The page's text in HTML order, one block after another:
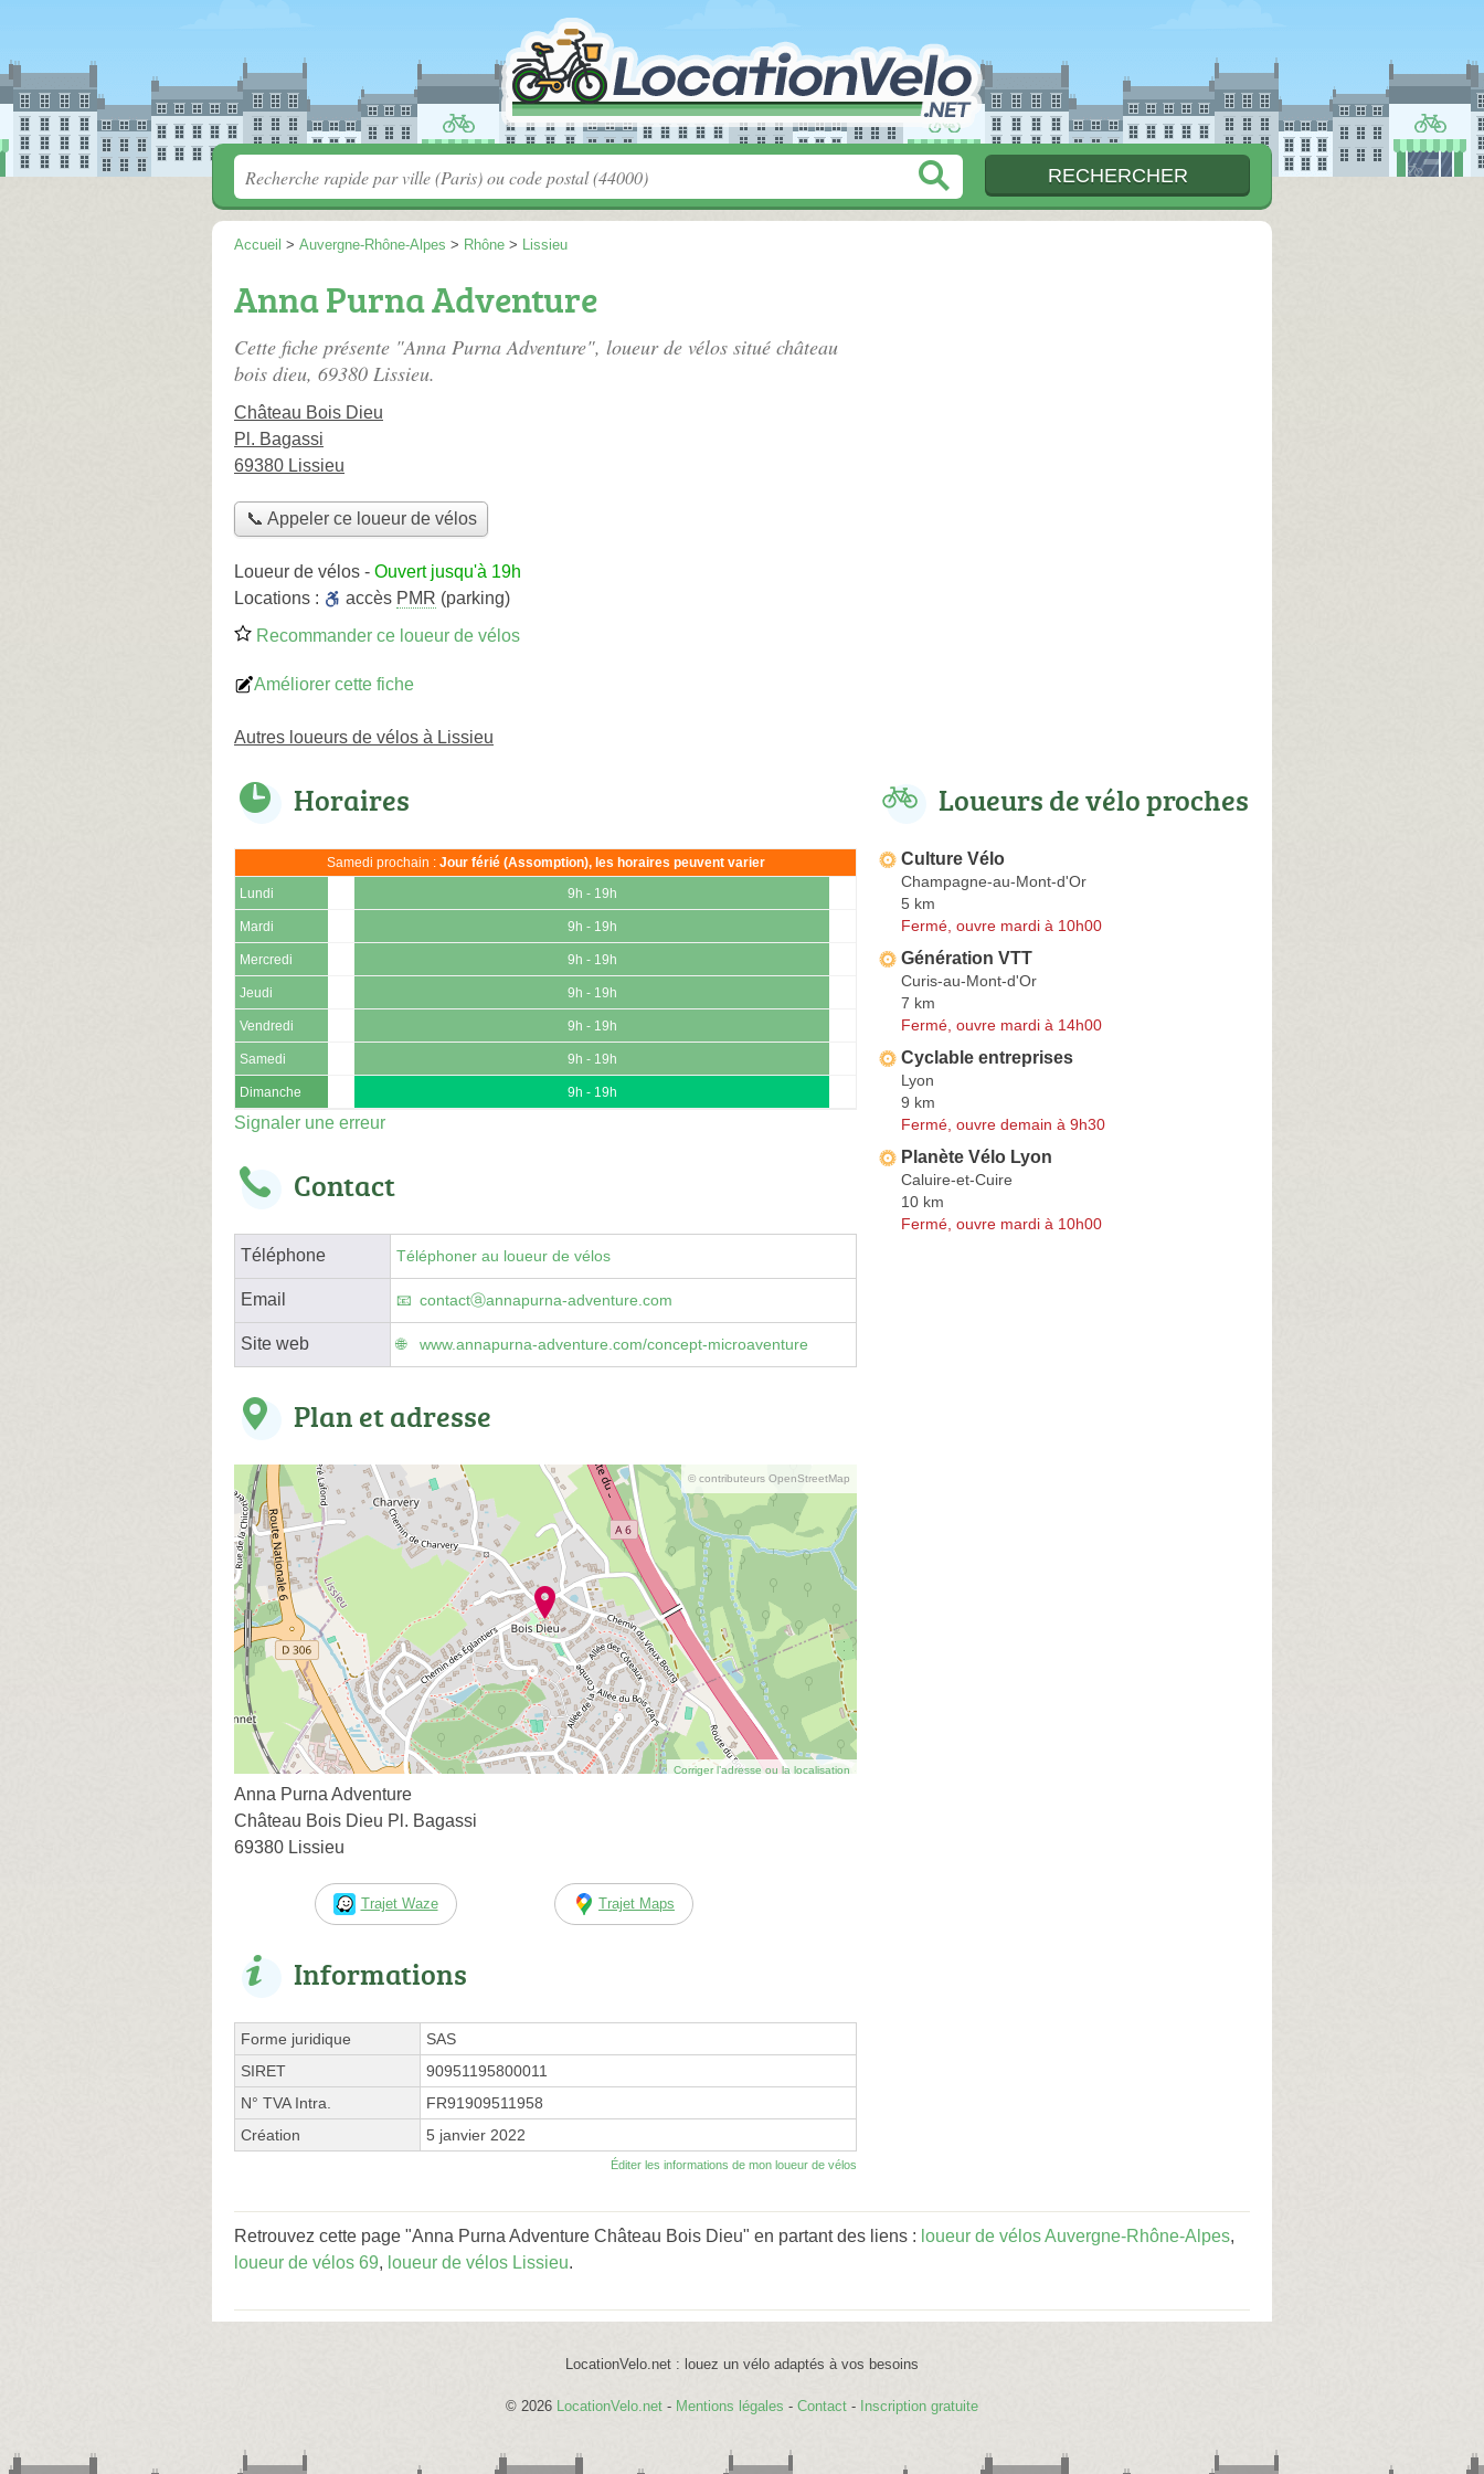
Accueil > Auvergne-Rhône-Alpes > Rhône > Lissieu
Anna Purna Adventure
Cette fiche présente "Anna Purna Adventure", loueur de vélos situé château
bois dieu, 69380 Lissieu.
Château Bois Dieu
Pl. Bagassi
69380 Lissieu
📞 Appeler ce loueur de vélos
Loueur de vélos - Ouvert jusqu'à 19h
Locations :
accès PMR (parking)
Recommander ce loueur de vélos
Améliorer cette fiche
Autres loueurs de vélos à Lissieu
Horaires
Samedi prochain : Jour férié (Assomption), les horaires peuvent varier
Lundi 9h - 19h
Mardi 9h - 19h
Mercredi 9h - 19h
Jeudi 9h - 19h
Vendredi 9h - 19h
Samedi 9h - 19h
Dimanche 9h - 19h
Signaler une erreur
Contact
Téléphone Téléphoner au loueur de vélos
Email contactⓐannapurna-adventure.com
Site web www.annapurna-adventure.com/concept-microaventure
Plan et adresse
© contributeurs OpenStreetMap
Corriger l’adresse ou la localisation
Anna Purna Adventure
Château Bois Dieu Pl. Bagassi
69380 Lissieu
Trajet Waze Trajet Maps
Informations
Forme juridique
SAS
SIRET
90951195800011
N° TVA Intra.
FR91909511958
Création
5 janvier 2022
Éditer les informations de mon loueur de vélos
Loueurs de vélo proches
Culture Vélo
Champagne-au-Mont-d'Or
5 km
Fermé, ouvre mardi à 10h00
Génération VTT
Curis-au-Mont-d'Or
7 km
Fermé, ouvre mardi à 14h00
Cyclable entreprises
Lyon
9 km
Fermé, ouvre demain à 9h30
Planète Vélo Lyon
Caluire-et-Cuire
10 km
Fermé, ouvre mardi à 10h00
Retrouvez cette page "Anna Purna Adventure Château Bois Dieu" en partant des liens : loueur de vélos Auvergne-Rhône-Alpes,
loueur de vélos 69, loueur de vélos Lissieu.
LocationVelo.net : louez un vélo adaptés à vos besoins
© 2026 LocationVelo.net - Mentions légales - Contact - Inscription gratuite